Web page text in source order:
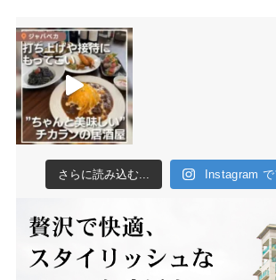
さらに読み込む... Instagram